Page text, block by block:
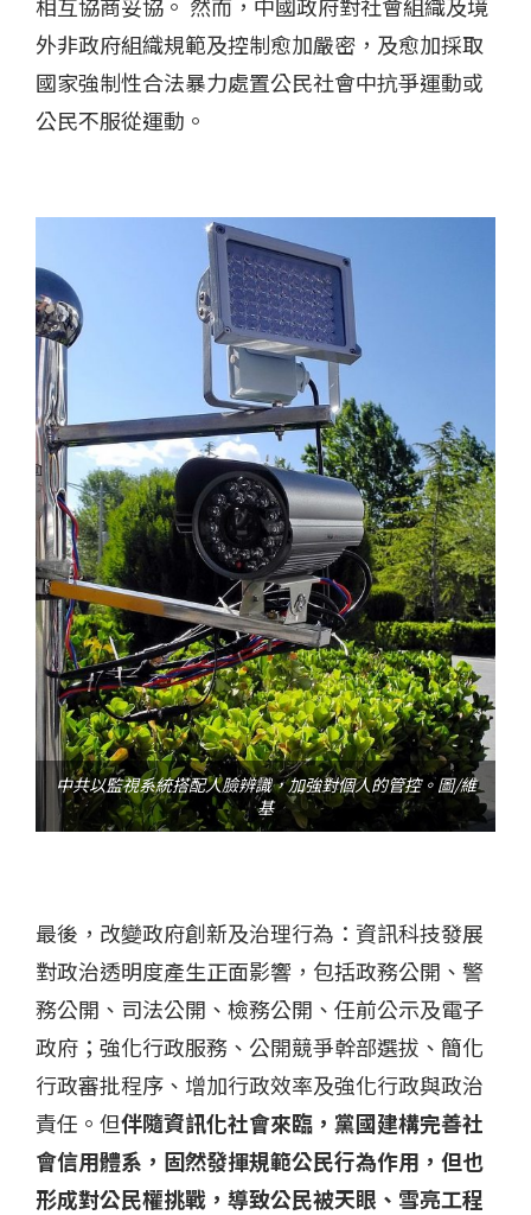
相互協商妥協。 然而，中國政府對社會組織及境
外非政府組織規範及控制愈加嚴密，及愈加採取
國家強制性合法暴力處置公民社會中抗爭運動或
公民不服從運動。
中共以監視系統搭配人臉辨識，加強對個人的管控。圖/維
基
最後，改變政府創新及治理行為：資訊科技發展
對政治透明度產生正面影響，包括政務公開、警
務公開、司法公開、檢務公開、任前公示及電子
政府；強化行政服務、公開競爭幹部選拔、簡化
行政審批程序、增加行政效率及強化行政與政治
責任。但伴隨資訊化社會來臨，黨國建構完善社
會信用體系，固然發揮規範公民行為作用，但也
形成對公民權挑戰，導致公民被天眼、雪亮工程